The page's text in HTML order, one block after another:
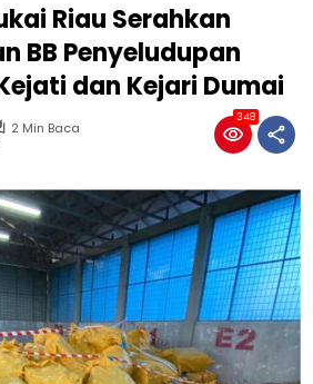
Riau Serahkan
BB Penyeludupan
dan Kejari Dumai
2 Min Baca
348